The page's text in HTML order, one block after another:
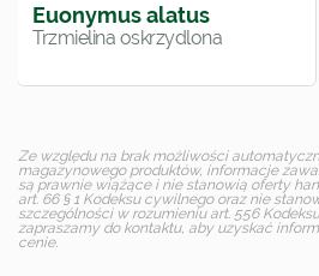
Euonymus alatus
Trzmielina oskrzydlona
Ze względu na brak możliwości
magazynowego produktów, informacje
są prawnie wiążące i nie stanowią oferty
art. 66 § 1 Kodeksu cywilnego oraz nie
szczególności w rozumieniu art. 556
zapraszamy do kontaktu, aby uzyskać
cenie.